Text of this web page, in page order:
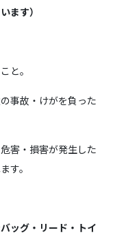
ます）
と。
事故・けがを負った
害・損害が発生した
す。
ッグ・リード・トイ